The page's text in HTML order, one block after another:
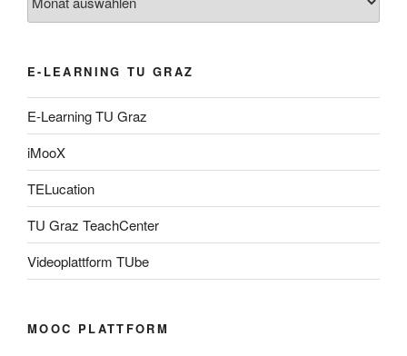
E-LEARNING TU GRAZ
E-Learning TU Graz
iMooX
TELucation
TU Graz TeachCenter
Videoplattform TUbe
MOOC PLATTFORM